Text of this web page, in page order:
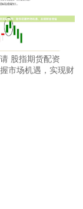
股指期货配资
市场机遇，实现财